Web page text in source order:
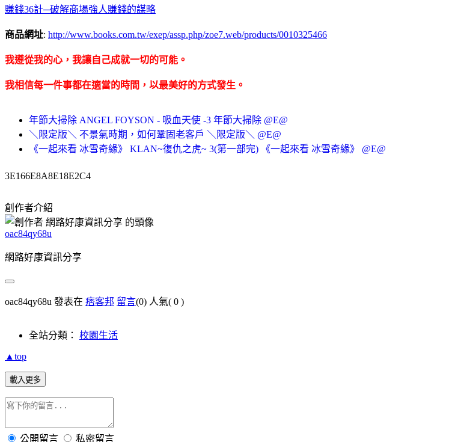
賺錢36計─破解商場強人賺錢的謀略
商品網址: http://www.books.com.tw/exep/assp.php/zoe7.web/products/0010325466
我遵從我的心，我讓自己成就一切的可能。
我相信每一件事都在適當的時間，以最美好的方式發生。
年節大掃除 ANGEL FOYSON - 吸血天使 -3 年節大掃除 @E@
＼限定版＼ 不景氣時期，如何鞏固老客戶 ＼限定版＼ @E@
《一起來看 冰雪奇緣》 KLAN~復仇之虎~ 3(第一部完) 《一起來看 冰雪奇緣》 @E@
3E166E8A8E18E2C4
創作者介紹
oac84qy68u
網路好康資訊分享
oac84qy68u 發表在 痞客邦 留言(0) 人氣( 0 )
全站分類： 校園生活
▲top
載入更多
公開留言 私密留言